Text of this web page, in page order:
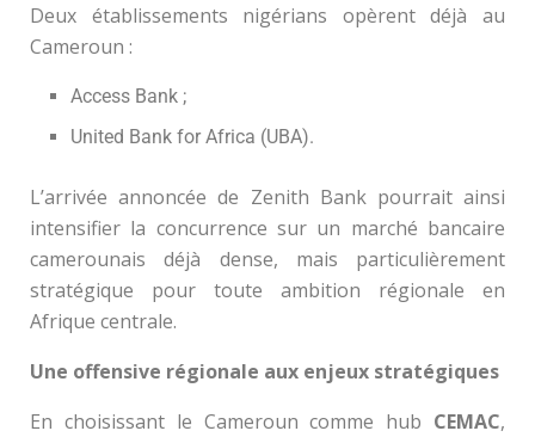
Deux établissements nigérians opèrent déjà au
Cameroun :
Access Bank ;
United Bank for Africa (UBA).
L’arrivée annoncée de Zenith Bank pourrait ainsi
intensifier la concurrence sur un marché bancaire
camerounais déjà dense, mais particulièrement
stratégique pour toute ambition régionale en
Afrique centrale.
Une offensive régionale aux enjeux stratégiques
En choisissant le Cameroun comme hub CEMAC,